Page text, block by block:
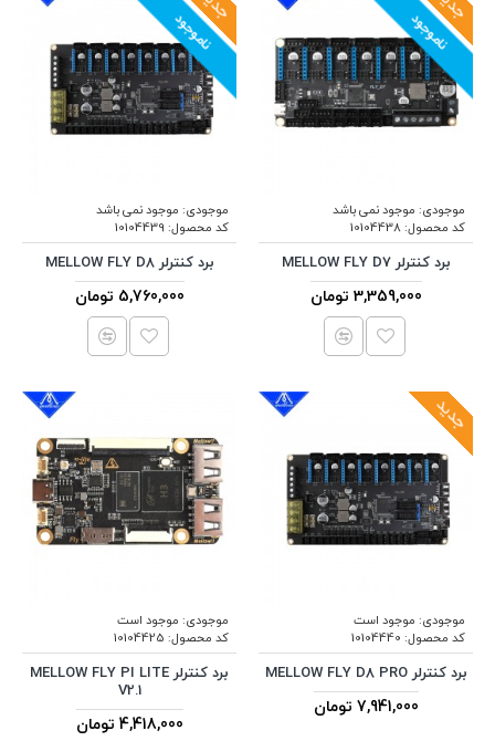
ناموجود
موجودی: موجود نمی باشد
کد محصول:10104438
برد کنترلر MELLOW FLY D7
3,359,000 تومان
ناموجود
موجودی: موجود نمی باشد
کد محصول: 10104439
برد کنترلر MELLOW FLY D8
5,760,000 تومان
جدید
موجودی: موجود است
کد محصول: 10104440
برد کنترلر MELLOW FLY D8 PRO
7,941,000 تومان
موجودی: موجود است
کد محصول: 10104425
برد کنترلر MELLOW FLY PI LITE
V2.1
4,418,000 تومان